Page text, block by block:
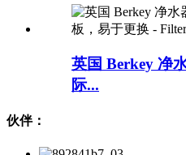
英国 Berkey 净
际...
伙伴：